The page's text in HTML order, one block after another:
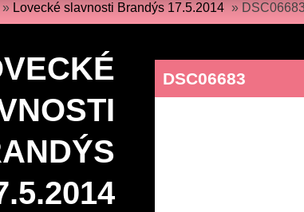
» Lovecké slavnosti Brandýs 17.5.2014 »
DSC06683